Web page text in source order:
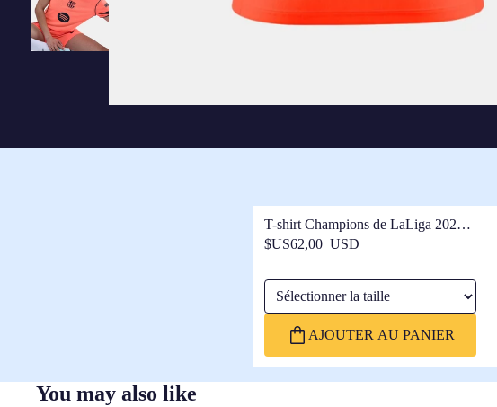
T-shirt Champions de LaLiga 2026
Barça
$US62,00 USD
Sélectionner la taille
AJOUTER AU PANIER
You may also like